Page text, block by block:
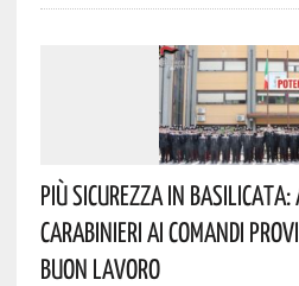
Più Sicurezza In
Carabinieri Ai Comandi
Buon Lavoro